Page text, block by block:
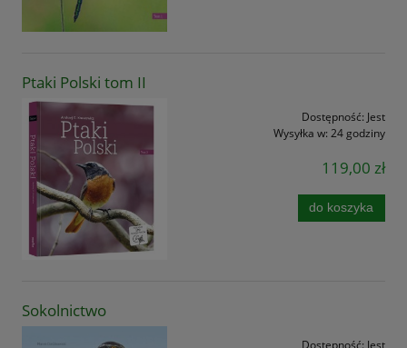
Ptaki Polski tom II
Dostępność: Jest
Wysyłka w: 24 godziny
119,00 zł
do koszyka
Sokolnictwo